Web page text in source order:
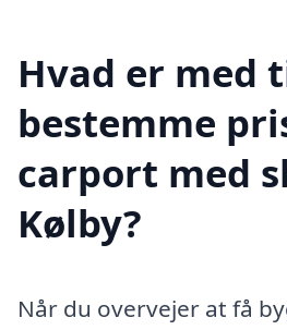
Hvad er med
bestemme
carport med
Kølby?
Når du overvejer at få